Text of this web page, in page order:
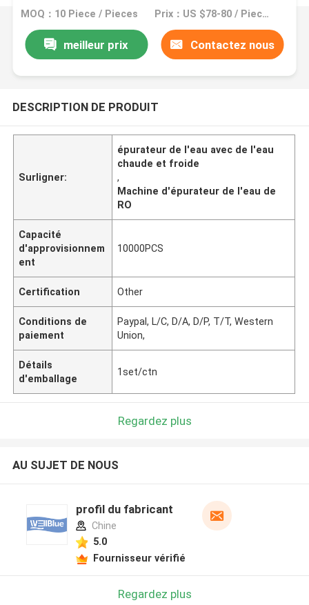
mur
MOQ：10 Piece / Pieces Prix：US $78-80 / Pieces | 10 Piece/Pieces (Min. Order)
meilleur prix Contactez nous
DESCRIPTION DE PRODUIT
Surligner:
épurateur de l'eau avec de l'eau
chaude et froide
,
Machine d'épurateur de l'eau de
RO
Capacité
d'approvisionnem
ent
10000PCS
Certification Other
Conditions de
paiement
Paypal, L/C, D/A, D/P, T/T, Western
Union,
Détails
d'emballage
1set/ctn
Regardez plus
AU SUJET DE NOUS
profil du fabricant
Chine
5.0
Fournisseur vérifié
Regardez plus